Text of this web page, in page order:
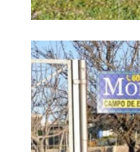
Madrid guardería
canina